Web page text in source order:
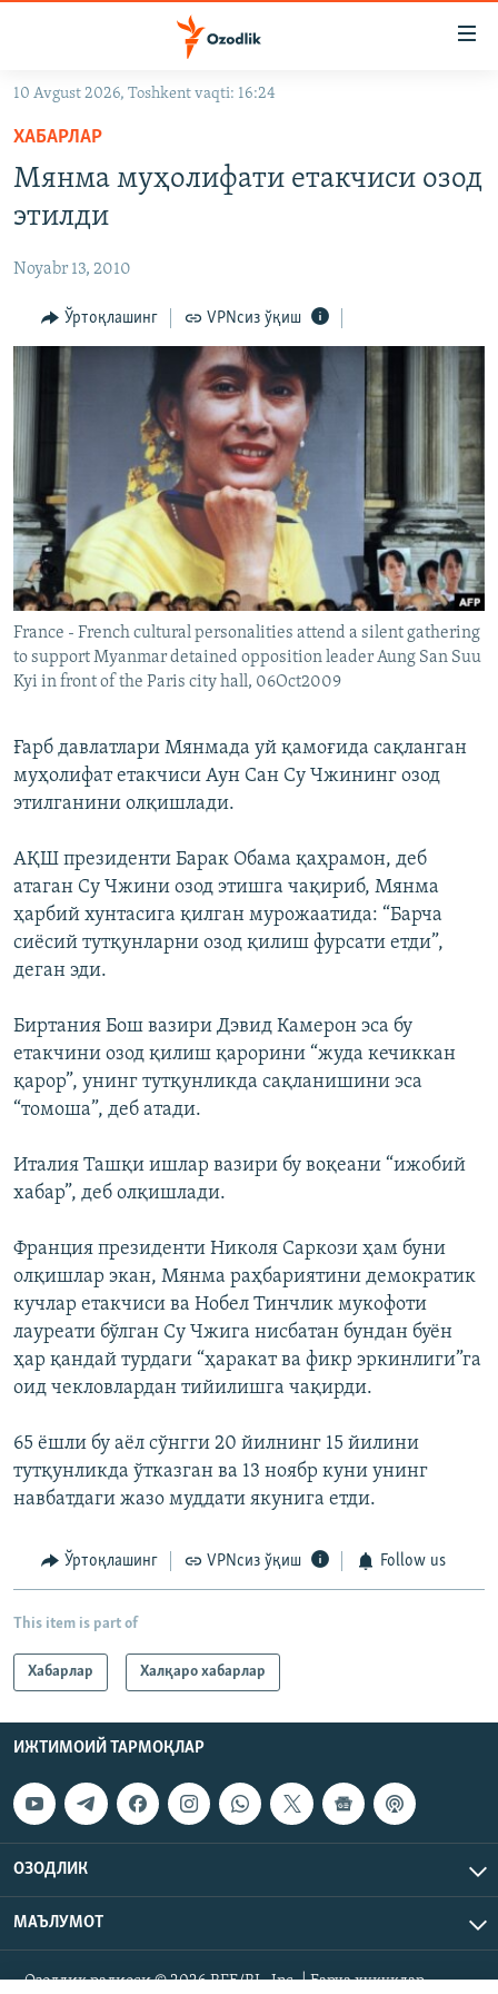
Асосий
навигацияга
ўтинг
Қидиришга
На русском
ИЖТИМОИЙ ТАРМОҚЛАР
Озодлик бошқа тилларда
10 Avgust 2026, Toshkent vaqti: 16:24
ХАБАРЛАР
Мянма муҳолифати етакчиси озод
этилди
Noyabr 13, 2010
Ўртоқлашинг VPNсиз ўқиш
France - French cultural personalities attend a silent gathering
to support Myanmar detained opposition leader Aung San Suu
Kyi in front of the Paris city hall, 06Oct2009
Ғарб давлатлари Мянмада уй қамоғида сақланган
муҳолифат етакчиси Аун Сан Су Чжининг озод
этилганини олқишлади.
АҚШ президенти Барак Обама қаҳрамон, деб
атаган Су Чжини озод этишга чақириб, Мянма
ҳарбий хунтасига қилган мурожаатида: “Барча
сиёсий тутқунларни озод қилиш фурсати етди”,
деган эди.
Биртания Бош вазири Дэвид Камерон эса бу
етакчини озод қилиш қарорини “жуда кечиккан
қарор”, унинг тутқунликда сақланишини эса
“томоша”, деб атади.
Италия Ташқи ишлар вазири бу воқеани “ижобий
хабар”, деб олқишлади.
Франция президенти Николя Саркози ҳам буни
олқишлар экан, Мянма раҳбариятини демократик
кучлар етакчиси ва Нобел Тинчлик мукофоти
лауреати бўлган Су Чжига нисбатан бундан буён
ҳар қандай турдаги “ҳаракат ва фикр эркинлиги”га
оид чекловлардан тийилишга чақирди.
65 ёшли бу аёл сўнгги 20 йилнинг 15 йилини
тутқунликда ўтказган ва 13 ноябр куни унинг
навбатдаги жазо муддати якунига етди.
Ўртоқлашинг VPNсиз ўқиш Follow us
This item is part of
Хабарлар Халқаро хабарлар
ИЖТИМОИЙ ТАРМОҚЛАР
ОЗОДЛИК
МАЪЛУМОТ
Озодлик радиоси © 2026 RFE/RL, Inc. | Барча ҳуқуқлар